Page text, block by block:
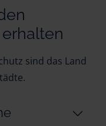
sind das Land